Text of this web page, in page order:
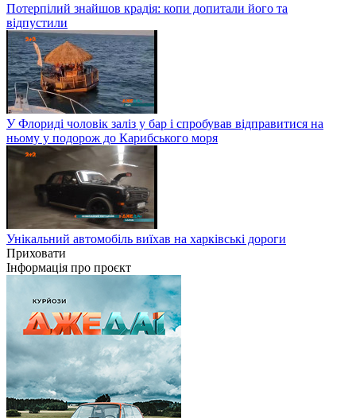
Потерпілий знайшов крадія: копи допитали його та
відпустили
У Флориді чоловік заліз у бар і спробував відправитися на
ньому у подорож до Карибського моря
Унікальний автомобіль виїхав на харківські дороги
Приховати
Інформація про проєкт